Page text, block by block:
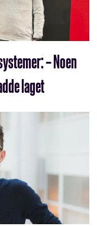
– Noen
laget